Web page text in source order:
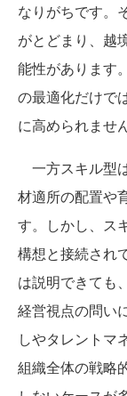
なりがちです。
がとどまり、越
能性があります
の最適化だけで
に高められません
一方スキル型
材適所の配置や
す。しかし、ス
構想と接続され
は説明できても
経営視点の問い
しやタレントマ
組織全体の戦略